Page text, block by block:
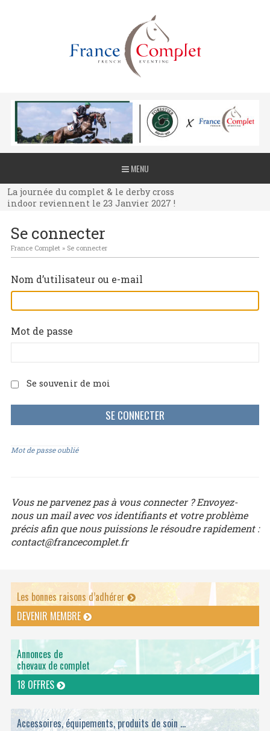
MENU
La journée du complet & le derby cross
indoor reviennent le 23 Janvier 2027 !
La journée du complet & le derby cross
indoor reviennent le 23 Janvier 2027 !
indoor reviennent le 23 Janvier 2027 !
Se connecter
France Complet» Se connecter
Nom d’utilisateur ou e-mail
Mot de passe
Se souvenir de moi
Mot de passe oublié
Vous ne parvenez pas à vous connecter ? Envoyez-
nous un mail avec vos identifiants et votre problème
précis afin que nous puissions le résoudre rapidement :
contact@francecomplet.fr
Les bonnes raisons d’adhérer
DEVENIR MEMBRE
Annonces de
chevaux de complet
18 OFFRES
Accessoires, équipements, produits de soin ...